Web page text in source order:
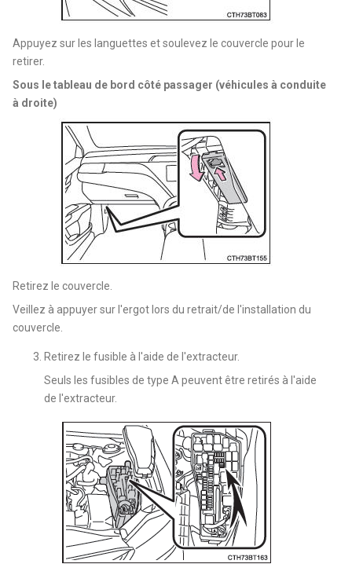
Appuyez sur les languettes et soulevez le couvercle pour le
retirer.
Sous le tableau de bord côté passager (véhicules à conduite
à droite)
Retirez le couvercle.
Veillez à appuyer sur l'ergot lors du retrait/de l'installation du
couvercle.
Retirez le fusible à l'aide de l'extracteur.
Seuls les fusibles de type A peuvent être retirés à l'aide
de l'extracteur.